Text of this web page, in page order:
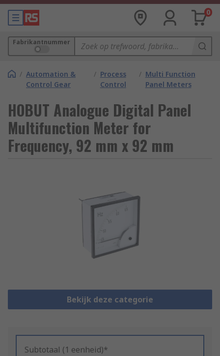
0
Fabrikantnummer
/ Automation &
Control Gear
/ Process
Control
/ Multi Function
Panel Meters
HOBUT Analogue Digital Panel
Multifunction Meter for
Frequency, 92 mm x 92 mm
Bekijk deze categorie
Subtotaal (1 eenheid)*